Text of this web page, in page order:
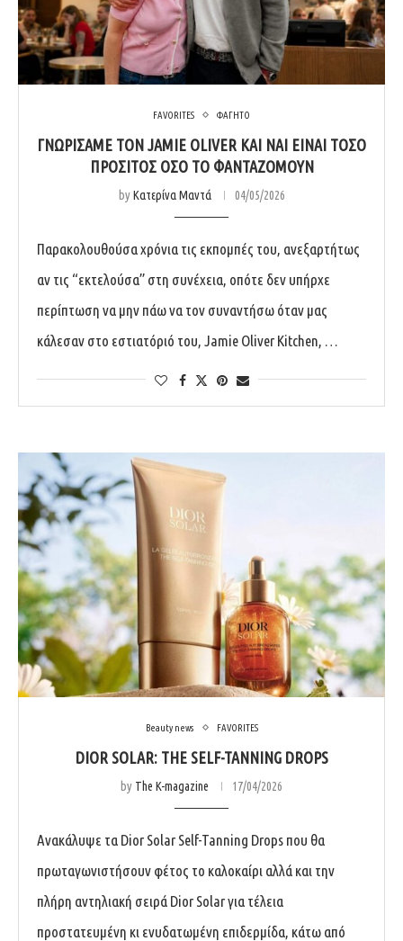
FAVORITES ΦΑΓΗΤΟ
ΓΝΩΡΊΣΑΜΕ ΤΟΝ JAMIE OLIVER ΚΑΙ ΝΑΙ ΕΊΝΑΙ ΤΌΣΟ
ΠΡΟΣΙΤΌΣ ΌΣΟ ΤΟ ΦΑΝΤΑΖΌΜΟΥΝ
byΚατερίνα Μαντά 04/05/2026
Παρακολουθούσα χρόνια τις εκπομπές του, ανεξαρτήτως
αν τις “εκτελούσα” στη συνέχεια, οπότε δεν υπήρχε
περίπτωση να μην πάω να τον συναντήσω όταν μας
κάλεσαν στο εστιατόριό του, Jamie Oliver Kitchen, …
Beauty news FAVORITES
DIOR SOLAR: THE SELF-TANNING DROPS
by The K-magazine 17/04/2026
Ανακάλυψε τα Dior Solar Self-Tanning Drops που θα
πρωταγωνιστήσουν φέτος το καλοκαίρι αλλά και την
πλήρη αντηλιακή σειρά Dior Solar για τέλεια
προστατευμένη κι ενυδατωμένη επιδερμίδα, κάτω από